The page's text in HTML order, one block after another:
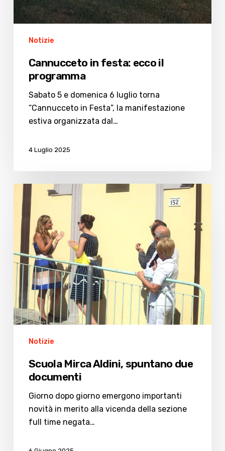
Notizie
Cannucceto in festa: ecco il
programma
Sabato 5 e domenica 6 luglio torna
“Cannucceto in Festa”, la manifestazione
estiva organizzata dal…
4 Luglio 2025
Scuola
Mirca
Aldini,
spuntano
due
documenti
Notizie
Scuola Mirca Aldini, spuntano due
documenti
Giorno dopo giorno emergono importanti
novità in merito alla vicenda della sezione
full time negata…